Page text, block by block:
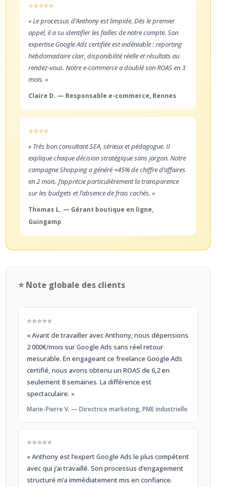
⭐⭐⭐⭐⭐
« Le processus d’Anthony est limpide. Dès le premier
appel, il a su identifier les failles de notre compte. Son
expertise Google Ads certifiée est indéniable : reporting
hebdomadaire clair, disponibilité réelle et résultats au
rendez-vous. Notre e-commerce a doublé son ROAS en 3
mois. »
Claire D. — Responsable e-commerce, Rennes
⭐⭐⭐⭐
« Très bon consultant SEA, sérieux et pédagogue. Il
explique chaque décision stratégique sans jargon. Notre
campagne Shopping a généré +45% de chiffre d’affaires
en 2 mois. J’apprécie particulièrement la transparence
sur les budgets et l’absence de frais cachés. »
Thomas L. — Gérant boutique en ligne,
Guingamp
⭐ Note globale des clients
⭐⭐⭐⭐⭐
« Avant de travailler avec Anthony, nous dépensions
2 000€/mois sur Google Ads sans réel retour
mesurable. En engageant ce freelance Google Ads
certifié, nous avons obtenu un ROAS de 6,2 en
seulement 8 semaines. La différence est
spectaculaire. »
Marie-Pierre V. — Directrice marketing, PME industrielle
⭐⭐⭐⭐⭐
« Anthony est l’expert Google Ads le plus compétent
avec qui j’ai travaillé. Son processus d’engagement
structuré m’a immédiatement mis en confiance.